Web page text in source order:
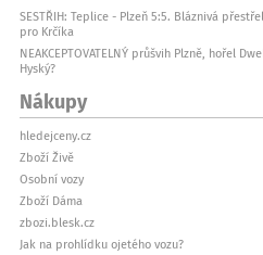
SESTŘIH: Teplice - Plzeň 5:5. Bláznivá
pro Krčíka
NEAKCEPTOVATELNÝ průšvih Plzně, hořel
Hyský?
Nákupy
hledejceny.cz
Zboží Živě
Osobní vozy
Zboží Dáma
zbozi.blesk.cz
Jak na prohlídku ojetého vozu?